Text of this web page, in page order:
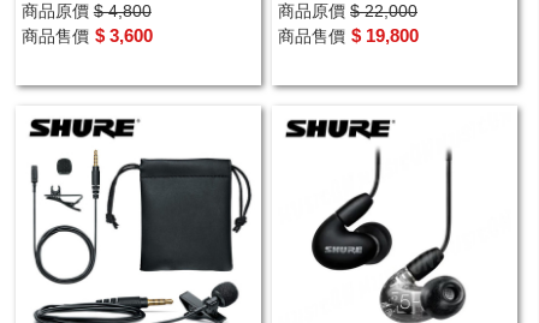
麥克風線、收納袋、麥克風
夾 優惠加購麥克風架
商品原價 $ 4,800
商品售價 $ 3,600
風 鼓組收音麥克風
商品原價 $ 22,000
商品售價 $ 19,800